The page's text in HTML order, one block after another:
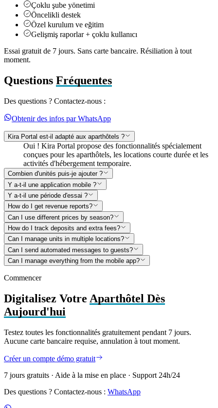
Çoklu şube yönetimi
Öncelikli destek
Özel kurulum ve eğitim
Gelişmiş raporlar + çoklu kullanıcı
Essai gratuit de 7 jours. Sans carte bancaire. Résiliation à tout
moment.
Questions Fréquentes
Des questions ? Contactez-nous :
Obtenir des infos par WhatsApp
Kira Portal est-il adapté aux aparthôtels ?
Oui ! Kira Portal propose des fonctionnalités spécialement
conçues pour les aparthôtels, les locations courte durée et les
activités d'hébergement temporaire.
Combien d'unités puis-je ajouter ?
Y a-t-il une application mobile ?
Y a-t-il une période d'essai ?
How do I get revenue reports?
Can I use different prices by season?
How do I track deposits and extra fees?
Can I manage units in multiple locations?
Can I send automated messages to guests?
Can I manage everything from the mobile app?
Commencer
Digitalisez Votre Aparthôtel Dès
Aujourd'hui
Testez toutes les fonctionnalités gratuitement pendant 7 jours.
Aucune carte bancaire requise, annulation à tout moment.
Créer un compte démo gratuit
7 jours gratuits · Aide à la mise en place · Support 24h/24
Des questions ? Contactez-nous : WhatsApp